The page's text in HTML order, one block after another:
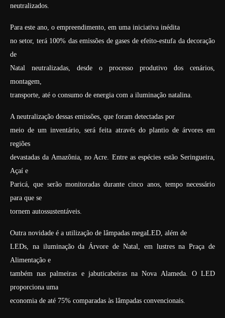
neutralizados.
Para este ano, o empreendimento, em uma iniciativa inédita
no setor, terá 100% das emissões de gases de efeito-estufa da decoração
de
Natal neutralizadas, desde o processo produtivo dos cenários,
montagem,
transporte, até o consumo de energia com a iluminação natalina.
A neutralização dessas emissões, que foram detectadas por
meio de um inventário, será feita através do plantio de árvores em
regiões
devastadas da Amazônia, no Acre. Entre as espécies estão Seringueira,
Açaí e
Paricá, que serão monitoradas durante cinco anos, tempo necessário
para que se
tornem autossustentáveis.
Outra novidade é a utilização de lâmpadas megaLED, além de
LEDs, na iluminação da Árvore de Natal, em lustres na Praça de
Alimentação e
também nas palmeiras e jabuticabeiras na Nova Alameda. O LED
proporciona uma
economia de até 75% comparadas às lâmpadas convencionais.